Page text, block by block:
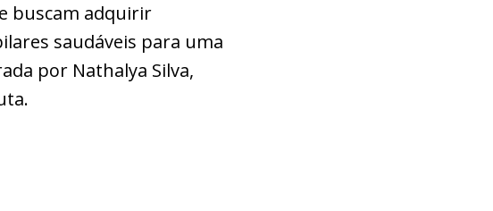
buscam adquirir
saudáveis para uma
por Nathalya Silva,